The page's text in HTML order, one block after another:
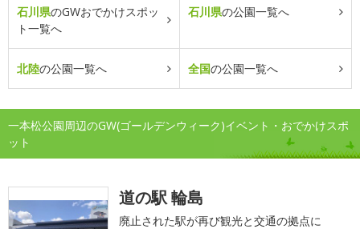
石川県のGWおでかけスポッ
ト一覧へ
石川県の公園一覧へ
北陸の公園一覧へ 全国の公園一覧へ
一本松公園周辺のGW(ゴールデンウィーク)イベント・おでかけスポ
ット
道の駅 輪島
廃止された駅が再び観光と交通の拠点に